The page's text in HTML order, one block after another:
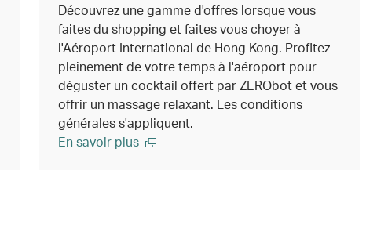
Découvrez une gamme d'offres lorsque vous
faites du shopping et faites vous choyer à
l'Aéroport International de Hong Kong. Profitez
pleinement de votre temps à l'aéroport pour
déguster un cocktail offert par ZERObot et vous
offrir un massage relaxant. Les conditions
générales s'appliquent.
En savoir plus